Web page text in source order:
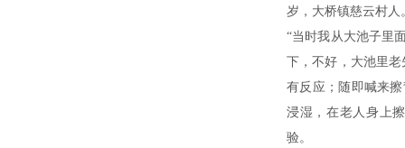
岁，大桥镇慈云村人
“当时我从大池子里
下，不好，大池里
有反应；随即喊来
浸湿，在老人身上
验。